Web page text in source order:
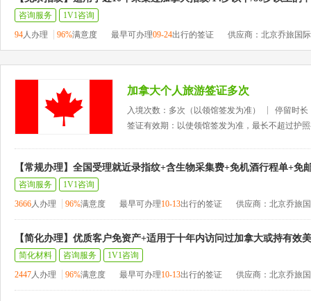
咨询服务
1V1咨询
94人办理 96%满意度 最早可办理09-24出行的签证 供应商：北京乔旅国
加拿大个人旅游签证多次
入境次数：多次（以领馆签发为准）
停留时长
签证有效期：以使领馆签发为准，最长不超过护
【常规办理】全国受理就近录指纹+含生物采集费+免机酒行程单+免
咨询服务
1V1咨询
3666人办理 96%满意度 最早可办理10-13出行的签证 供应商：北京乔旅
【简化办理】优质客户免资产+适用于十年内访问过加拿大或持有效
简化材料 咨询服务
1V1咨询
2447人办理 96%满意度 最早可办理10-13出行的签证 供应商：北京乔旅